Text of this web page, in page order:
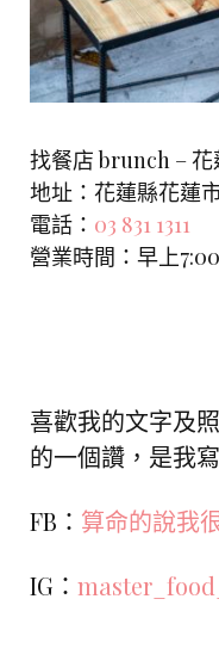
找餐店 brunch – 花
地址： 花蓮縣花蓮
電話： 03 831 1311
營業時間：早上
喜歡我的文字及
的一個讚，是我
FB： 算命的說我
IG：